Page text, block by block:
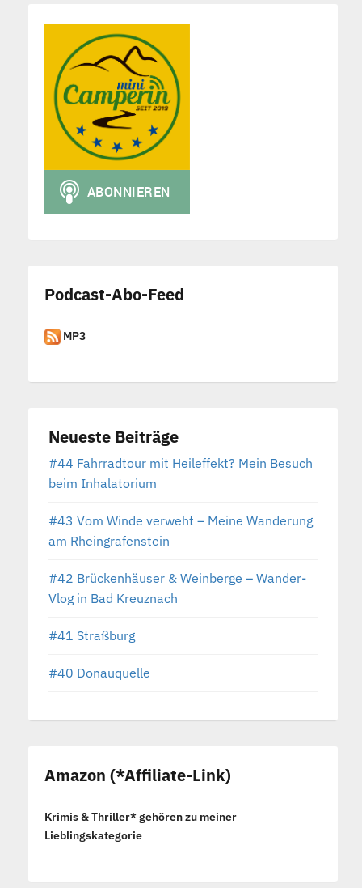
Podcast-Abo-Feed
MP3
Neueste Beiträge
#44 Fahrradtour mit Heileffekt? Mein Besuch
beim Inhalatorium
#43 Vom Winde verweht – Meine Wanderung
am Rheingrafenstein
#42 Brückenhäuser & Weinberge – Wander-
Vlog in Bad Kreuznach
#41 Straßburg
#40 Donauquelle
Amazon (*Affiliate-Link)
Krimis & Thriller* gehören zu meiner
Lieblingskategorie